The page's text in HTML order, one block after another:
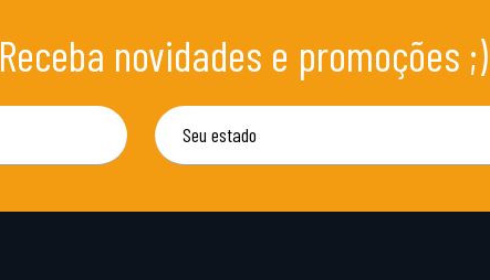
Receba novidades e promoções ;)